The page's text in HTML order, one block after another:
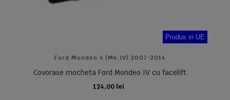
Produs in UE
Ford Mondeo 4 (Mk.IV) 2007-2014
Covorase mocheta Ford Mondeo IV cu facelift
124,00 lei
ADAUGA IN COS